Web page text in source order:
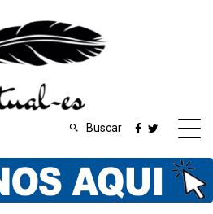
Buscar